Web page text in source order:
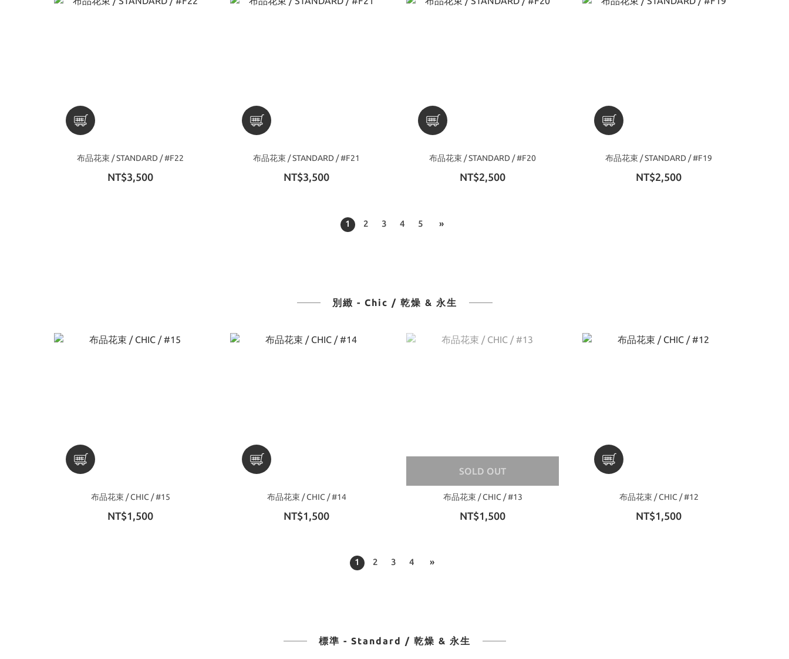
布品花束 / STANDARD / #F22
NT$3,500
布品花束 / STANDARD / #F21
NT$3,500
布品花束 / STANDARD / #F20
NT$2,500
布品花束 / STANDARD / #F19
NT$2,500
1 2 3 4 5 »
別緻 - Chic / 乾燥 & 永生
布品花束 / CHIC / #15
NT$1,500
布品花束 / CHIC / #14
NT$1,500
SOLD OUT
布品花束 / CHIC / #13
NT$1,500
布品花束 / CHIC / #12
NT$1,500
1 2 3 4 »
標準 - Standard / 乾燥 & 永生